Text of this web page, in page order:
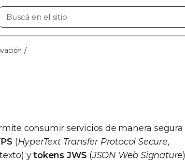
consumir servicios de manera segura
(HyperText Transfer Protocol Secure,
ytokens JWS (JSON Web Signature)